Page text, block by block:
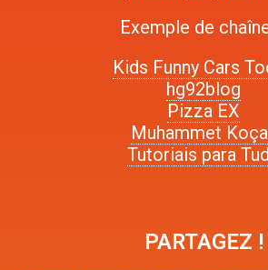
Exemple de
Kids Funny Cars
hg92blog
Pizza EX
Muhammet
Tutoriais para
PARTAGEZ !